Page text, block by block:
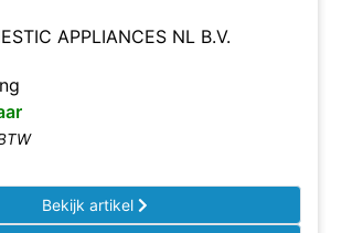
APPLIANCES NL B.V.
Bekijk artikel